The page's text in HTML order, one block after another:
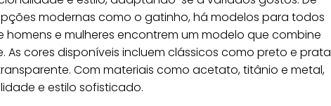
modernas como o gatinho, há modelos para todos
homens e mulheres encontrem um modelo que combine
cores disponíveis incluem clássicos como preto e prata
Com materiais como acetato, titânio e metal,
e estilo sofisticado.